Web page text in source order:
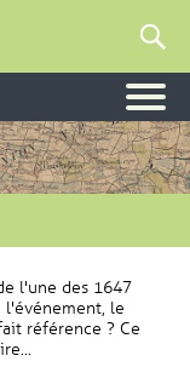
l'une des 1647
l'événement, le
référence ? Ce